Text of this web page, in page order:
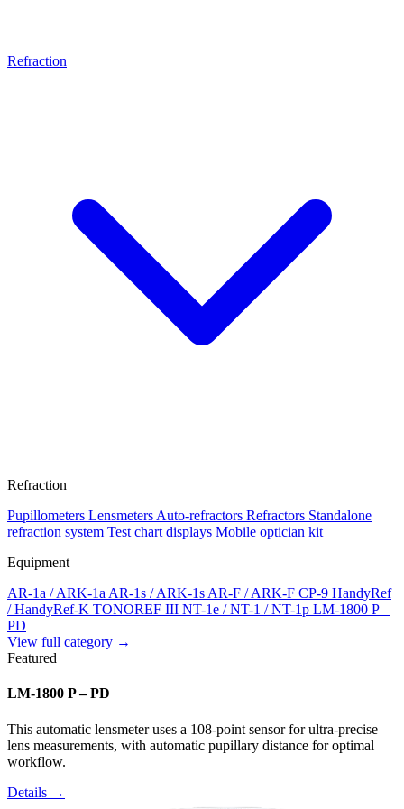
Refraction
Refraction
Pupillometers Lensmeters Auto-refractors Refractors Standalone
refraction system Test chart displays Mobile optician kit
Equipment
AR-1a / ARK-1a AR-1s / ARK-1s AR-F / ARK-F CP-9 HandyRef
/ HandyRef-K TONOREF III NT-1e / NT-1 / NT-1p LM-1800 P –
PD
View full category →
Featured
LM-1800 P – PD
This automatic lensmeter uses a 108-point sensor for ultra-precise
lens measurements, with automatic pupillary distance for optimal
workflow.
Details →